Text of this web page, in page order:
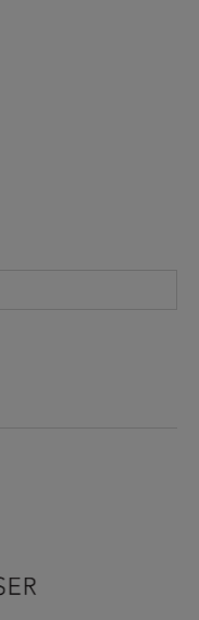
płatności